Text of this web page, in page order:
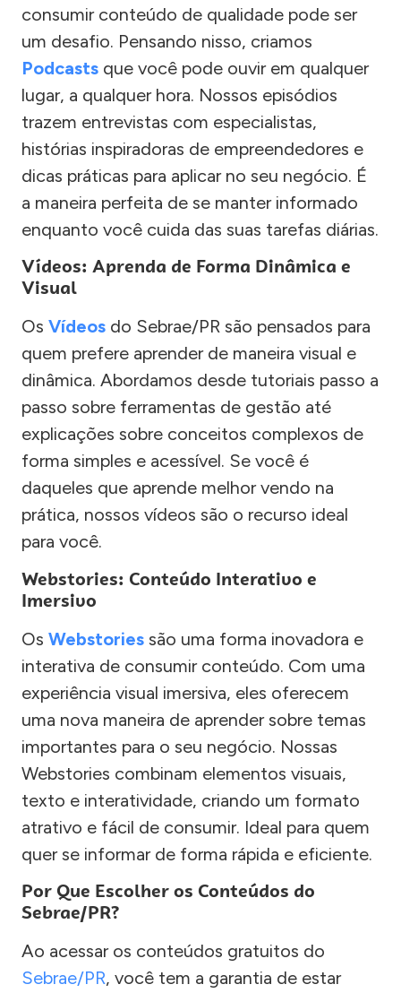
consumir conteúdo de qualidade pode ser
um desafio. Pensando nisso, criamos
Podcasts que você pode ouvir em qualquer
lugar, a qualquer hora. Nossos episódios
trazem entrevistas com especialistas,
histórias inspiradoras de empreendedores e
dicas práticas para aplicar no seu negócio. É
a maneira perfeita de se manter informado
enquanto você cuida das suas tarefas diárias.
Vídeos: Aprenda de Forma Dinâmica e
Visual
Os Vídeos do Sebrae/PR são pensados para
quem prefere aprender de maneira visual e
dinâmica. Abordamos desde tutoriais passo a
passo sobre ferramentas de gestão até
explicações sobre conceitos complexos de
forma simples e acessível. Se você é
daqueles que aprende melhor vendo na
prática, nossos vídeos são o recurso ideal
para você.
Webstories: Conteúdo Interativo e
Imersivo
Os Webstories são uma forma inovadora e
interativa de consumir conteúdo. Com uma
experiência visual imersiva, eles oferecem
uma nova maneira de aprender sobre temas
importantes para o seu negócio. Nossas
Webstories combinam elementos visuais,
texto e interatividade, criando um formato
atrativo e fácil de consumir. Ideal para quem
quer se informar de forma rápida e eficiente.
Por Que Escolher os Conteúdos do
Sebrae/PR?
Ao acessar os conteúdos gratuitos do
Sebrae/PR, você tem a garantia de estar